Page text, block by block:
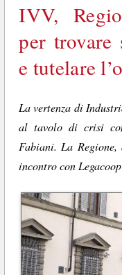
IVV,
per
e tutelare
La vertenza di
al tavolo di crisi
Fabiani. La
incontro con Legacoop